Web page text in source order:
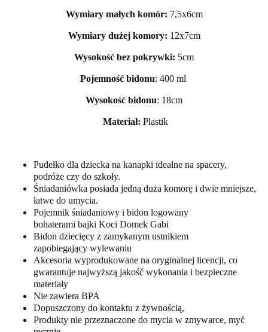
Wymiary małych komór: 7,5x6cm
Wymiary dużej komory: 12x7cm
Wysokość bez pokrywki: 5cm
Pojemność bidonu: 400 ml
Wysokość bidonu: 18cm
Materiał: Plastik
Pudełko dla dziecka na kanapki idealne na spacery,
podróże czy do szkoły.
Śniadaniówka posiada jedną duża komorę i dwie mniejsze,
łatwe do umycia.
Pojemnik śniadaniowy i bidon logowany
bohaterami bajki Koci Domek Gabi
Bidon dziecięcy z zamykanym ustnikiem
zapobiegający wylewaniu
Akcesoria wyprodukowane na oryginalnej licencji, co
gwarantuje najwyższą jakość wykonania i bezpieczne
materiały
Nie zawiera BPA
Dopuszczony do kontaktu z żywnością,
Produkty nie przeznaczone do mycia w zmywarce, myć